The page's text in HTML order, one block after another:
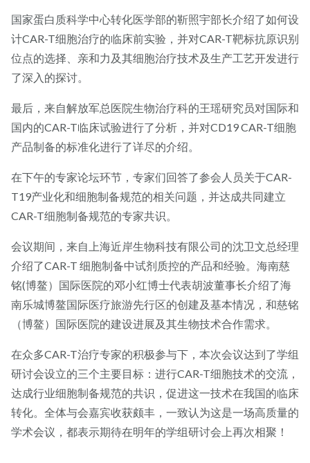
国家蛋白质科学中心转化医学部的靳照宇部长介绍了如何设
计CAR-T细胞治疗的临床前实验，并对CAR-T靶标抗原识别
位点的选择、亲和力及其细胞治疗技术及生产工艺开发进行
了深入的探讨。
最后，来自解放军总医院生物治疗科的王瑶研究员对国际和
国内的CAR-T临床试验进行了分析，并对CD19 CAR-T细胞
产品制备的标准化进行了详尽的介绍。
在下午的专家论坛环节，专家们回答了参会人员关于CAR-
T19产业化和细胞制备规范的相关问题，并达成共同建立
CAR-T细胞制备规范的专家共识。
会议期间，来自上海近岸生物科技有限公司的沈卫文总经理
介绍了CAR-T 细胞制备中试剂质控的产品和经验。海南慈
铭(博鳌）国际医院的邓小红博士代表胡波董事长介绍了海
南乐城博鳌国际医疗旅游先行区的创建及基本情况，和慈铭
（博鳌）国际医院的建设进展及其生物技术合作需求。
在众多CAR-T治疗专家的积极参与下，本次会议达到了学组
研讨会设立的三个主要目标：进行CAR-T细胞技术的交流，
达成行业细胞制备规范的共识，促进这一技术在我国的临床
转化。全体与会嘉宾收获颇丰，一致认为这是一场高质量的
学术会议，都表示期待在明年的学组研讨会上再次相聚！